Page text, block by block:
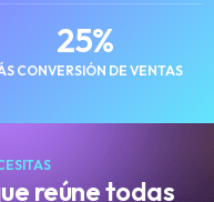
CONVERSIÓN DE VENTAS
25%
reúne todas